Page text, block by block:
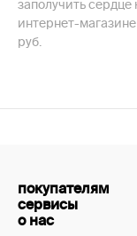
заполучить
интернет-
руб.
покупателям
сервисы
о нас